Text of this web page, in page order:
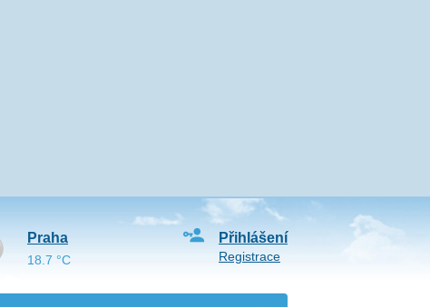
Přihlášení
Registrace
Praha
18.7 °C